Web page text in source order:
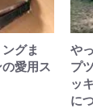
グま
愛用ス
や
プ
ッ
に